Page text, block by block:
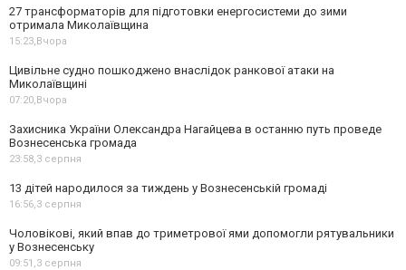
27 трансформаторів для підготовки енергосистеми до зими
отримала Миколаївщина
15:23,Вчора
Цивільне судно пошкоджено внаслідок ранкової атаки на
Миколаївщині
07:20,Вчора
Захисника України Олександра Нагайцева в останню путь проведе
Вознесенська громада
23:58,3 серпня
13 дітей народилося за тиждень у Вознесенській громаді
16:56,3 серпня
Чоловікові, який впав до триметрової ями допомогли рятувальники
у Вознесенську
09:51,3 серпня